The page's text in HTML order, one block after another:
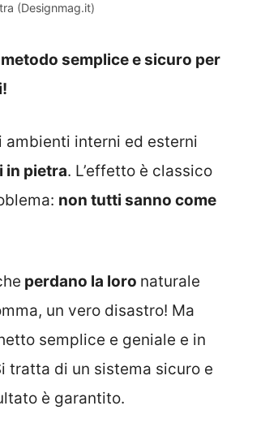
(Designmag.it)
semplice e sicuro per
ambienti interni ed esterni
in pietra. L’effetto è classico
non tutti sanno come
perdano la loro naturale
un vero disastro! Ma
semplice e geniale e in
tratta di un sistema sicuro e
è garantito.